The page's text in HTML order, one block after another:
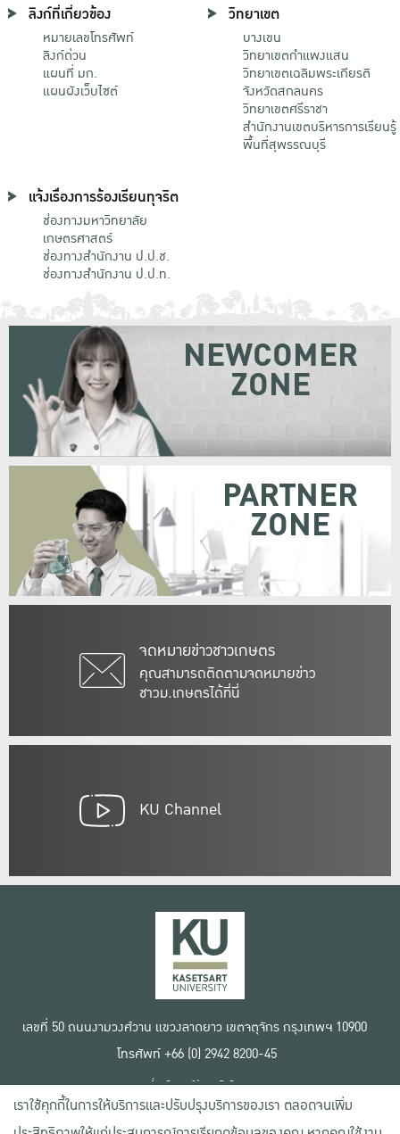
ลิงก์ที่เกี่ยวข้อง
หมายเลขโทรศัพท์
ลิงก์ด่วน
แผนที่ มก.
แผนผังเว็บไซต์
วิทยาเขต
บางเขน
วิทยาเขตกําแพงแสน
วิทยาเขตเฉลิมพระเกียรติ
จังหวัดสกลนคร
วิทยาเขตศรีราชา
สำนักงานเขตบริหารการเรียนรู้
พื้นที่สุพรรณบุรี
แจ้งเรื่องการร้องเรียนทุจริต
ช่องทางมหาวิทยาลัย
เกษตรศาสตร์
ช่องทางสำนักงาน ป.ป.ช.
ช่องทางสำนักงาน ป.ป.ท.
จดหมายข่าวชาวเกษตร
คุณสามารถติดตามจดหมายข่าว
ชาวม.เกษตรได้ที่นี่
NEWCOMER
ZONE
PARTNER
ZONE
KU Channel
เลขที่ 50 ถนนงามวงศ์วาน แขวงลาดยาว เขตจตุจักร กรุงเทพฯ 10900
โทรศัพท์ +66 (0) 2942 8200-45
เงื่อนไขการใช้งานเว็บไซต์
ข้อตกลงด้านสิทธิ์ใช้งาน
นโยบายความเป็นส่วนตัว
เราใช้คุกกี้ในการให้บริการและปรับปรุงบริการของเรา ตลอดจนเพิ่ม